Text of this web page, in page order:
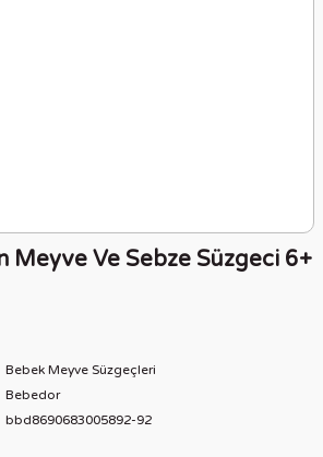
Meyve Ve Sebze Süzgeci 6+
Bebek Meyve Süzgeçleri
Bebedor
bbd8690683005892-92